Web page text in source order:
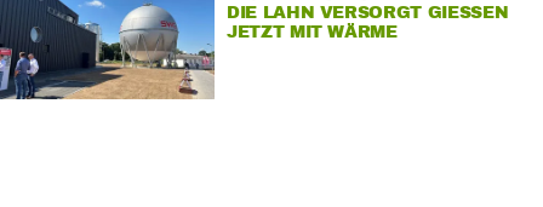
DIE LAHN VERSORGT GIESSEN J
ETZT MIT WÄRME